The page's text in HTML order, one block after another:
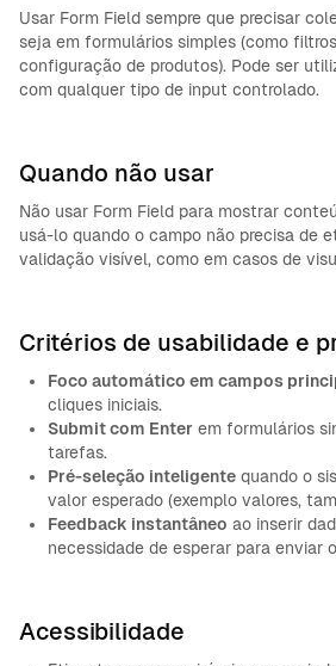
Usar Form Field sempre que precisar
seja em formulários simples (como
configuração de produtos). Pode ser
com qualquer tipo de input controlado.
Quando não usar
Não usar Form Field para mostrar
usá-lo quando o campo não precisa de
validação visível, como em casos de
Critérios de usabilidade e
Foco automático em campos
cliques iniciais.
Submit com Enter em formulários
tarefas.
Pré-seleção inteligente quando o
valor esperado (exemplo valores,
Feedback instantâneo ao inserir
necessidade de esperar para enviar
Acessibilidade